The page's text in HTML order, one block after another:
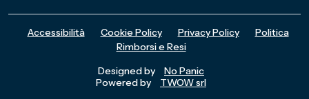
Accessibilità Cookie Policy Privacy Policy
Politica
Rimborsi e Resi
Designed by
No Panic
Powered by
TWOW srl